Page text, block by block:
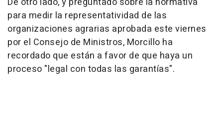
para medir la representatividad de las
organizaciones agrarias aprobada este viernes
por el Consejo de Ministros, Morcillo ha
recordado que están a favor de que haya un
proceso "legal con todas las garantías".